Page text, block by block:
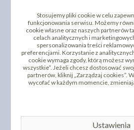
Stosujemy pliki cookie w celu
funkcjonowania serwisu. Możemy
cookie własne oraz naszych partnerów
celach analitycznych i
spersonalizowania treści
preferencjami. Korzystanie z
cookie wymaga zgody, którą możesz
wszystkie”. Jeżeli chcesz dostosować
partnerów, kliknij „Zarządzaj cookies”.
wycofać w każdym momencie,
Ustawienia